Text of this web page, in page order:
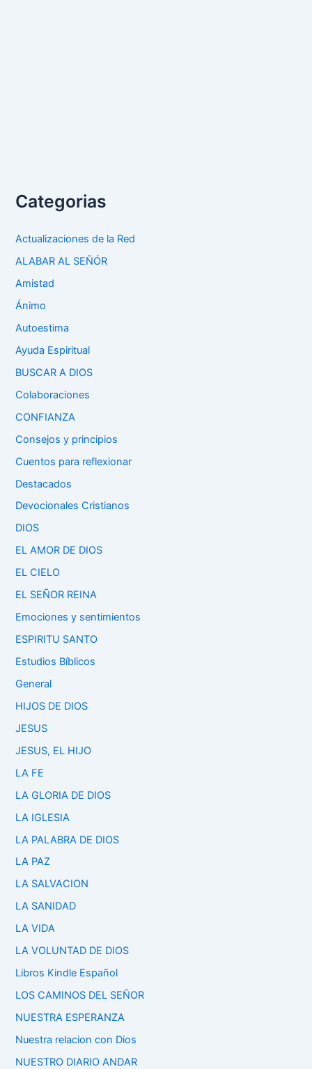
Categorias
Actualizaciones de la Red
ALABAR AL SEÑÓR
Amistad
Ánimo
Autoestima
Ayuda Espiritual
BUSCAR A DIOS
Colaboraciones
CONFIANZA
Consejos y principios
Cuentos para reflexionar
Destacados
Devocionales Cristianos
DIOS
EL AMOR DE DIOS
EL CIELO
EL SEÑOR REINA
Emociones y sentimientos
ESPIRITU SANTO
Estudios Bíblicos
General
HIJOS DE DIOS
JESUS
JESUS, EL HIJO
LA FE
LA GLORIA DE DIOS
LA IGLESIA
LA PALABRA DE DIOS
LA PAZ
LA SALVACION
LA SANIDAD
LA VIDA
LA VOLUNTAD DE DIOS
Libros Kindle Español
LOS CAMINOS DEL SEÑOR
NUESTRA ESPERANZA
Nuestra relacion con Dios
NUESTRO DIARIO ANDAR